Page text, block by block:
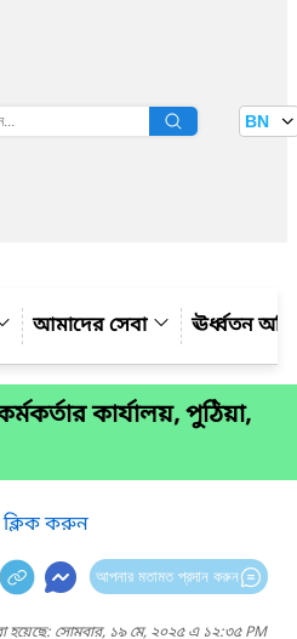
বাতায়ন BN
আমাদের সেবা ঊর্ধ্বতন
কার্যালয়, পুঠিয়া,
ক্লিক করুন
আপনার মতামত প্রদান করুন
হয়েছে: সোমবার, ১৯ মে, ২০২৫ এ ১২:৩৫ PM